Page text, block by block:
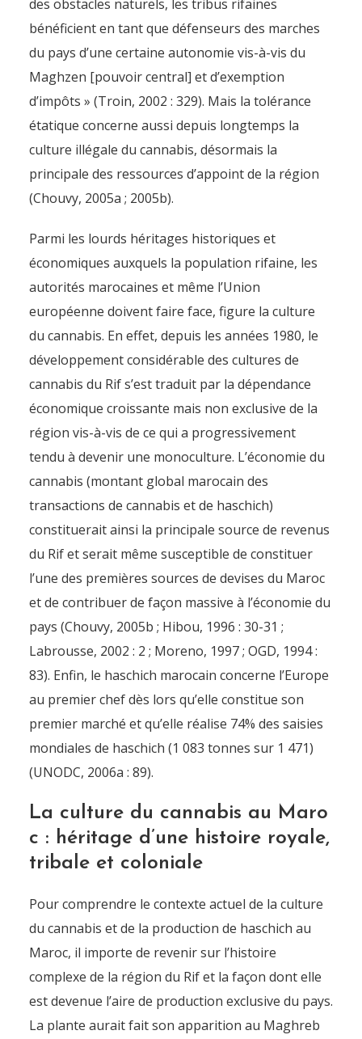
des obstacles naturels, les tribus rifaines
bénéficient en tant que défenseurs des marches
du pays d’une certaine autonomie vis-à-vis du
Maghzen [pouvoir central] et d’exemption
d’impôts » (Troin, 2002 : 329). Mais la tolérance
étatique concerne aussi depuis longtemps la
culture illégale du cannabis, désormais la
principale des ressources d’appoint de la région
(Chouvy, 2005a ; 2005b).
Parmi les lourds héritages historiques et
économiques auxquels la population rifaine, les
autorités marocaines et même l’Union
européenne doivent faire face, figure la culture
du cannabis. En effet, depuis les années 1980, le
développement considérable des cultures de
cannabis du Rif s’est traduit par la dépendance
économique croissante mais non exclusive de la
région vis-à-vis de ce qui a progressivement
tendu à devenir une monoculture. L’économie du
cannabis (montant global marocain des
transactions de cannabis et de haschich)
constituerait ainsi la principale source de revenus
du Rif et serait même susceptible de constituer
l’une des premières sources de devises du Maroc
et de contribuer de façon massive à l’économie du
pays (Chouvy, 2005b ; Hibou, 1996 : 30-31 ;
Labrousse, 2002 : 2 ; Moreno, 1997 ; OGD, 1994 :
83). Enfin, le haschich marocain concerne l’Europe
au premier chef dès lors qu’elle constitue son
premier marché et qu’elle réalise 74% des saisies
mondiales de haschich (1 083 tonnes sur 1 471)
(UNODC, 2006a : 89).
La culture du cannabis au Maro
c : héritage d’une histoire royale,
tribale et coloniale
Pour comprendre le contexte actuel de la culture
du cannabis et de la production de haschich au
Maroc, il importe de revenir sur l’histoire
complexe de la région du Rif et la façon dont elle
est devenue l’aire de production exclusive du pays.
La plante aurait fait son apparition au Maghreb